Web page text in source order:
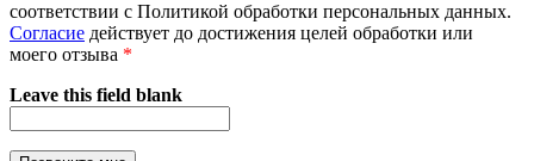
соответствии с Политикой обработки персональных данных.
Согласие действует до достижения целей обработки или
моего отзыва *
Leave this field blank